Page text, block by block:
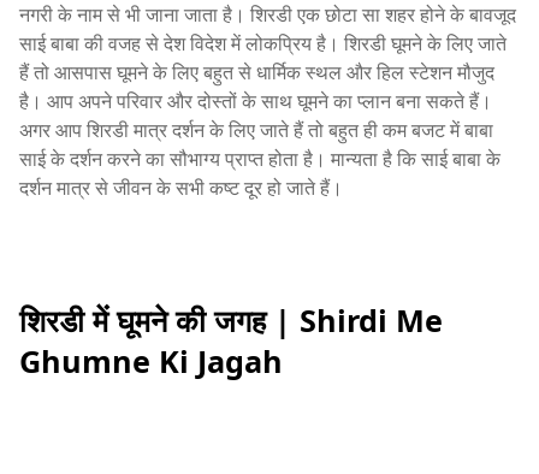
नगरी के नाम से भी जाना जाता है। शिरडी एक छोटा सा शहर होने के बावजूद
साई बाबा की वजह से देश विदेश में लोकप्रिय है। शिरडी घूमने के लिए जाते
हैं तो आसपास घूमने के लिए बहुत से धार्मिक स्थल और हिल स्टेशन मौजुद
है। आप अपने परिवार और दोस्तों के साथ घूमने का प्लान बना सकते हैं।
अगर आप शिरडी मात्र दर्शन के लिए जाते हैं तो बहुत ही कम बजट में बाबा
साई के दर्शन करने का सौभाग्य प्राप्त होता है। मान्यता है कि साई बाबा के
दर्शन मात्र से जीवन के सभी कष्ट दूर हो जाते हैं।
शिरडी में घूमने की जगह | Shirdi Me
Ghumne Ki Jagah